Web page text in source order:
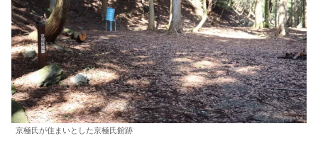
京極氏が住まいとした京極氏館跡